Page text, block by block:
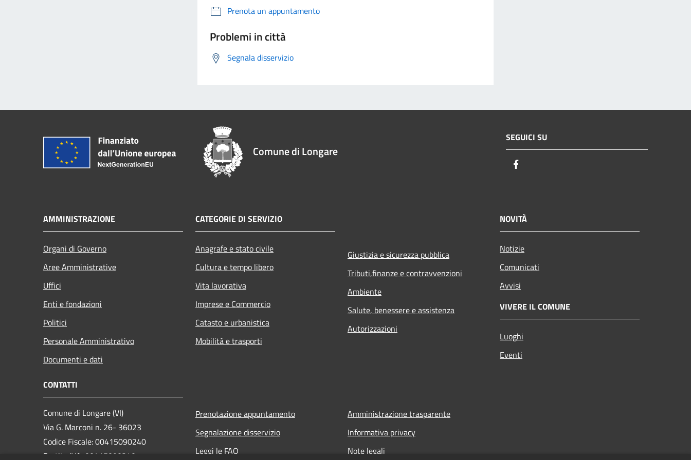
Prenota un appuntamento
Problemi in città
Segnala disservizio
Comune di Longare
SEGUICI SU
AMMINISTRAZIONE
Organi di Governo
Aree Amministrative
Uffici
Enti e fondazioni
Politici
Personale Amministrativo
Documenti e dati
CATEGORIE DI SERVIZIO
Anagrafe e stato civile
Cultura e tempo libero
Vita lavorativa
Imprese e Commercio
Catasto e urbanistica
Mobilità e trasporti
Giustizia e sicurezza pubblica
Tributi,finanze e contravvenzioni
Ambiente
Salute, benessere e assistenza
Autorizzazioni
NOVITÀ
Notizie
Comunicati
Avvisi
VIVERE IL COMUNE
Luoghi
Eventi
CONTATTI
Comune di Longare (VI)
Via G. Marconi n. 26- 36023
Codice Fiscale: 00415090240
Partita IVA: 00415090240
Prenotazione appuntamento
Segnalazione disservizio
Leggi le FAQ
Amministrazione trasparente
Informativa privacy
Note legali